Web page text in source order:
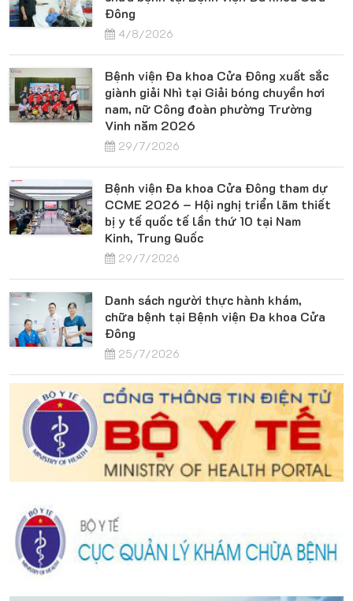
Đông
4/8/2026
Bệnh viện Đa khoa Cửa Đông xuất sắc
giành giải Nhì tại Giải bóng chuyền hơi
nam, nữ Công đoàn phường Trường
Vinh năm 2026
29/7/2026
Bệnh viện Đa khoa Cửa Đông tham dự
CCME 2026 – Hội nghị triển lãm thiết
bị y tế quốc tế lần thứ 10 tại Nam
Kinh, Trung Quốc
29/7/2026
Danh sách người thực hành khám,
chữa bệnh tại Bệnh viện Đa khoa Cửa
Đông
25/7/2026